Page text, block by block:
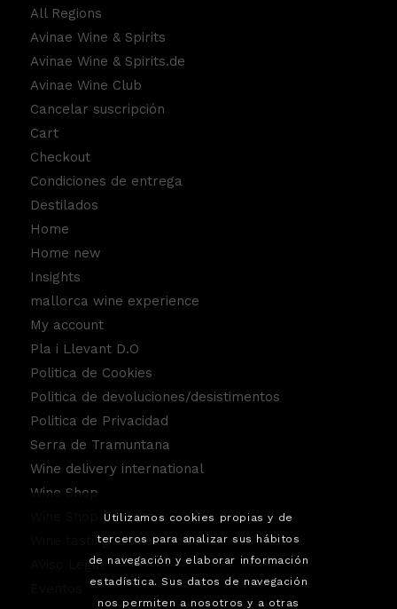
All Regions
Avinae Wine & Spirits
Avinae Wine & Spirits.de
Avinae Wine Club
Cancelar suscripción
Cart
Checkout
Condiciones de entrega
Destilados
Home
Home new
Insights
mallorca wine experience
My account
Pla i Llevant D.O
Politica de Cookies
Politica de devoluciones/desistimentos
Politica de Privacidad
Serra de Tramuntana
Wine delivery international
Wine Shop
Wine Shop Contact
Wine tasting service.
Aviso Legal
Utilizamos cookies propias y de
terceros para analizar sus hábitos
de navegación y elaborar información
estadística. Sus datos de navegación
nos permiten a nosotros y a otras